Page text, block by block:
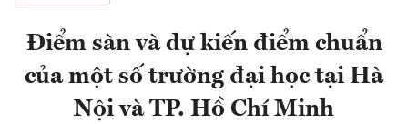
Điểm sàn và dự kiến điểm chuẩn
của một số trường đại học tại Hà
Nội và TP. Hồ Chí Minh